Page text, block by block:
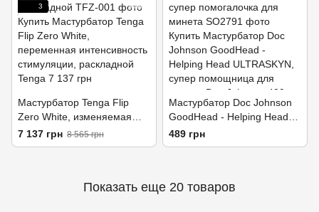
3
Мастурбатор Tenga Flip
Zero White, изменяемая
интенсивность стимуляции,
раскладной
7 137 грн 8 565 грн
Мастурбатор Doc Johnson
GoodHead - Helping Head
ULTRASKYN, супер
помогалочка для минета
489 грн
Показать еще 20 товаров